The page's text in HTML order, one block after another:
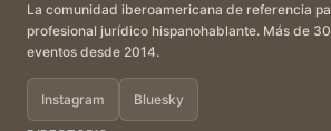
La comunidad iberoamericana de referencia
profesional jurídico hispanohablante. Más de
eventos desde 2014.
Instagram Bluesky